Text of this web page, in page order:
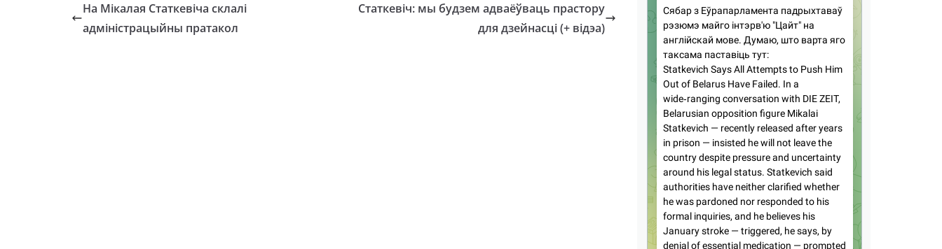
На Мікалая Статкевіча склалі
адміністрацыйны пратакол
Статкевіч: мы будзем адваёўваць прастору
для дзейнасці (+ відэа)